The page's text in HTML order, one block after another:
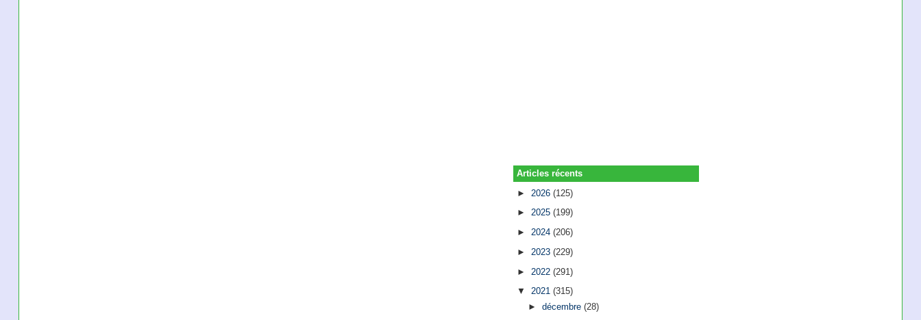
Articles récents
► 2026(125)
►2025(199)
►2024(206)
► 2023(229)
► 2022(291)
▼2021(315)
► décembre (28)